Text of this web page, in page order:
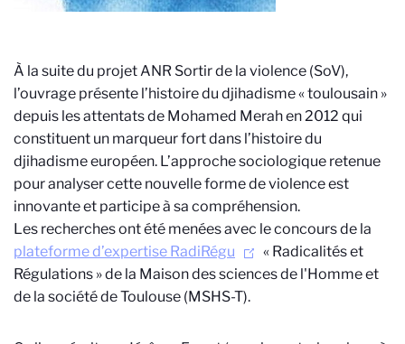
À la suite du projet ANR Sortir de la violence (SoV),
l’ouvrage présente l’histoire du djihadisme « toulousain »
depuis les attentats de Mohamed Merah en 2012 qui
constituent un marqueur fort dans l’histoire du
djihadisme européen. L’approche sociologique retenue
pour analyser cette nouvelle forme de violence est
innovante et participe à sa compréhension.
Les recherches ont été menées avec le concours de la
plateforme d’expertise RadiRégu
« Radicalités et
Régulations » de la Maison des sciences de l'Homme et
de la société de Toulouse (MSHS-T).